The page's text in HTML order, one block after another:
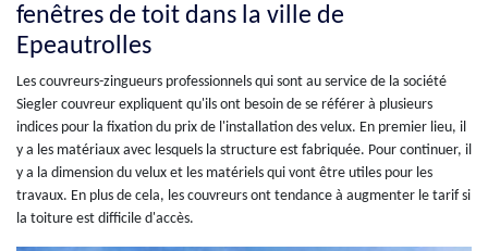
fenêtres de toit dans la ville de
Epeautrolles
Les couvreurs-zingueurs professionnels qui sont au service de la société
Siegler couvreur expliquent qu'ils ont besoin de se référer à plusieurs
indices pour la fixation du prix de l'installation des velux. En premier lieu, il
y a les matériaux avec lesquels la structure est fabriquée. Pour continuer, il
y a la dimension du velux et les matériels qui vont être utiles pour les
travaux. En plus de cela, les couvreurs ont tendance à augmenter le tarif si
la toiture est difficile d'accès.